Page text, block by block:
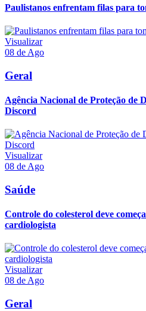
Paulistanos enfrentam filas para
Visualizar
08 de Ago
Geral
Agência Nacional de Proteção de
Discord
Visualizar
08 de Ago
Saúde
Controle do colesterol deve
cardiologista
Visualizar
08 de Ago
Geral